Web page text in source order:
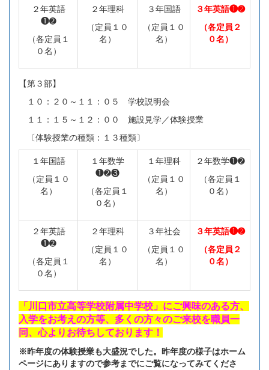
２年英語
❶➋
（各定員１
０名）
２年理科
（定員１０
名）
３年国語
（定員１０
名）
３年英語❶➋
（各定員２
０名）
【第３部】
１０：２０～１１：０５ 学校説明会
１１：１５～１２：００ 施設見学／体験授業
〔体験授業の種類：１３種類〕
１年国語
（定員１０
名）
１年数学
❶➋❸
（各定員１
０名）
１年理科
（定員１０
名）
２年数学❶➋
（各定員１
０名）
２年英語
❶➋
（各定員１
０名）
２年理科
（定員１０
名）
３年社会
（定員１０
名）
３年英語❶➋
（各定員２
０名）
「川口市立高等学校附属中学校」にご興味のある方、
入学をお考えの方等、多くの方々のご来校を職員一
同、心よりお待ちしております！
※昨年度の体験授業も大盛況でした。昨年度の様子はホーム
ページにありますので参考までにご覧になってみてくださ